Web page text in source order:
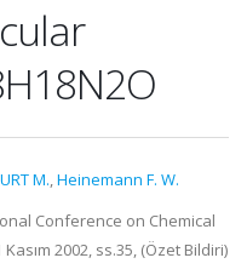
M.,Heinemann F. W.
Conference on Chemical
2002, ss.35, (Özet Bildiri)